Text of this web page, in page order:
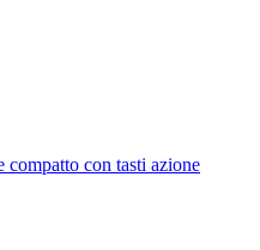
compatto con tasti azione